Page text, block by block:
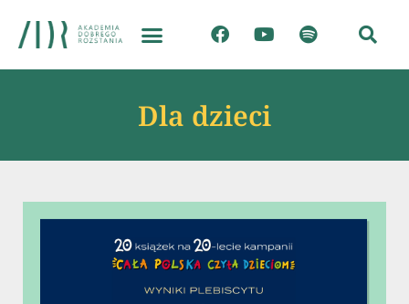
Dla dzieci